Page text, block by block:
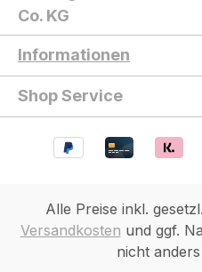
Co. KG
Informationen
Shop Service
Alle Preise inkl.
Versandkosten und ggf.
nicht